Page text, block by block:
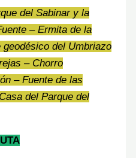
del Sabinar y la
– Ermita de la
del Umbriazo
– Chorro
– Fuente de las
del Parque del